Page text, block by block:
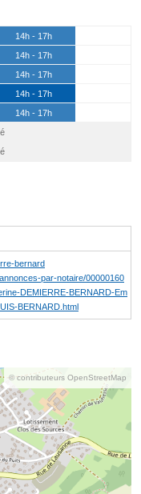
14h - 17h
14h - 17h
14h - 17h
14h - 17h
14h - 17h
bernard
par-notaire/00000160
DEMIERRE-BERNARD-Em
BERNARD.html
© contributeurs OpenStreetMap